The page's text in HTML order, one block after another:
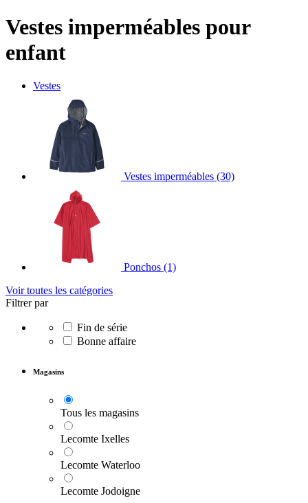
Vestes imperméables pour
enfant
Vestes
Vestes imperméables (30)
Ponchos (1)
Voir toutes les catégories
Filtrer par
Fin de série
Bonne affaire
Magasins
Tous les magasins
Lecomte Ixelles
Lecomte Waterloo
Lecomte Jodoigne